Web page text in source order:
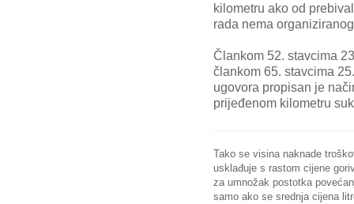
kilometru ako od
rada nema
Člankom 52. stavcima
člankom 65. stavcima
ugovora propisan je
prijeđenom kilometru
Tako se visina naknade
usklađuje s rastom cijene
za umnožak postotka
samo ako se srednja cijena